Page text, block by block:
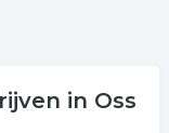
in Oss